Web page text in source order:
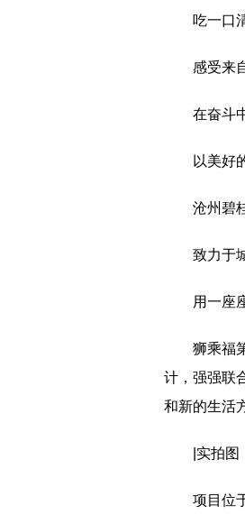
吃一口
感受来
在奋斗
以美好
沧州碧
致力于
用一座
狮乘福
计，强强联
和新的生活
|实拍图
项目位